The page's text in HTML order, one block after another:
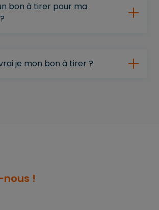
bon à tirer pour ma
je mon bon à tirer ?
!